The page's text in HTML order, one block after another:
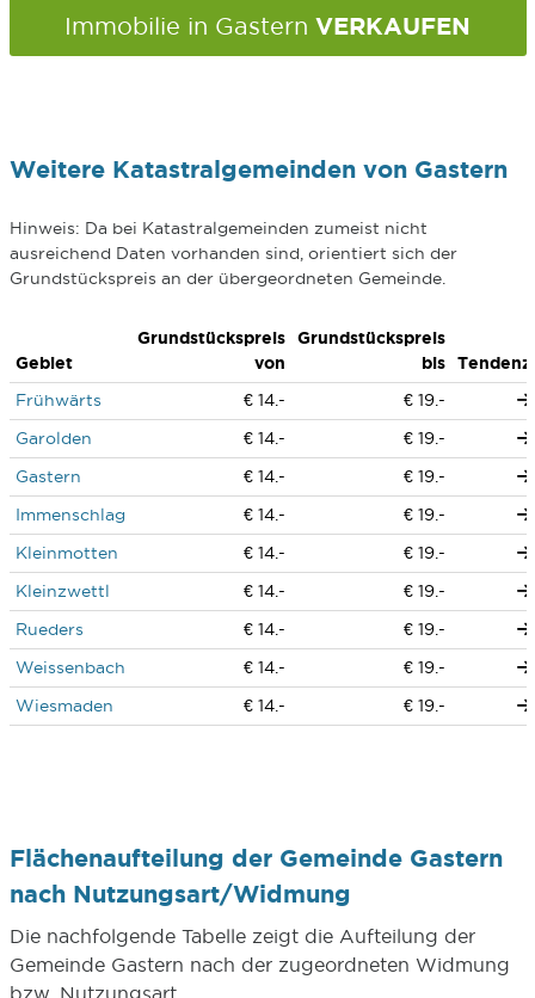
Immobilie in Gastern VERKAUFEN
Weitere Katastralgemeinden von Gastern
Hinweis: Da bei Katastralgemeinden zumeist nicht
ausreichend Daten vorhanden sind, orientiert sich der
Grundstückspreis an der übergeordneten Gemeinde.
Gebiet
Grundstückspreis
von
Grundstückspreis
bis
Tendenz
Frühwärts
€ 14.-
€ 19.-
Garolden
€ 14.-
€ 19.-
Gastern
€ 14.-
€ 19.-
Immenschlag
€ 14.-
€ 19.-
Kleinmotten
€ 14.-
€ 19.-
Kleinzwettl
€ 14.-
€ 19.-
Rueders
€ 14.-
€ 19.-
Weissenbach
€ 14.-
€ 19.-
Wiesmaden
€ 14.- € 19.-
Flächenaufteilung der Gemeinde Gastern
nach Nutzungsart/Widmung
Die nachfolgende Tabelle zeigt die Aufteilung der
Gemeinde Gastern nach der zugeordneten Widmung
bzw. Nutzungsart.